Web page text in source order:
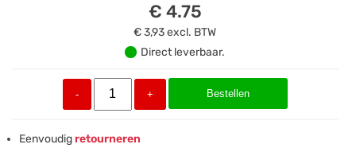
€ 4.75
€ 3,93excl. BTW
Direct leverbaar.
- + Bestellen
Eenvoudigretourneren